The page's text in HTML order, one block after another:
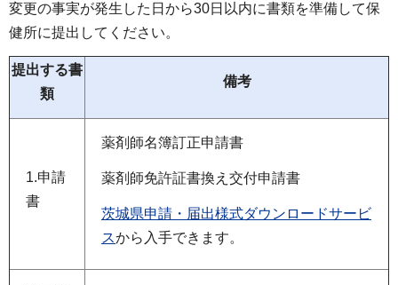
変更の事実が発生した日から30日以内に書類を準備して保
健所に提出してください。
提出する書
類
備考
1.申請
書
薬剤師名簿訂正申請書
薬剤師免許証書換え交付申請書
茨城県申請・届出様式ダウンロードサービ
スから入手できます。